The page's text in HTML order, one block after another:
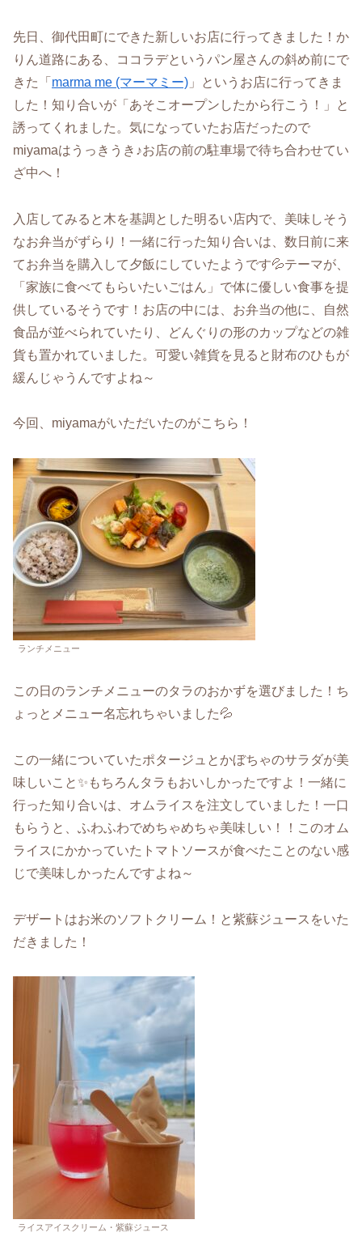
先日、御代田町にできた新しいお店に行ってきました！か
りん道路にある、ココラデというパン屋さんの斜め前にで
きた「 marma me (マーマミー) 」というお店に行ってきま
した！知り合いが「あそこオープンしたから行こう！」と
誘ってくれました。気になっていたお店だったので
miyamaはうっきうき♪お店の前の駐車場で待ち合わせてい
ざ中へ！
入店してみると木を基調とした明るい店内で、美味しそう
なお弁当がずらり！一緒に行った知り合いは、数日前に来
てお弁当を購入して夕飯にしていたようです💦テーマが、
「家族に食べてもらいたいごはん」で体に優しい食事を提
供しているそうです！お店の中には、お弁当の他に、自然
食品が並べられていたり、どんぐりの形のカップなどの雑
貨も置かれていました。可愛い雑貨を見ると財布のひもが
緩んじゃうんですよね～
今回、miyamaがいただいたのがこちら！
ランチメニュー
この日のランチメニューのタラのおかずを選びました！ち
ょっとメニュー名忘れちゃいました💦
この一緒についていたポタージュとかぼちゃのサラダが美
味しいこと✨もちろんタラもおいしかったですよ！一緒に
行った知り合いは、オムライスを注文していました！一口
もらうと、ふわふわでめちゃめちゃ美味しい！！このオム
ライスにかかっていたトマトソースが食べたことのない感
じで美味しかったんですよね～
デザートはお米のソフトクリーム！と紫蘇ジュースをいた
だきました！
ライスアイスクリーム・紫蘇ジュース